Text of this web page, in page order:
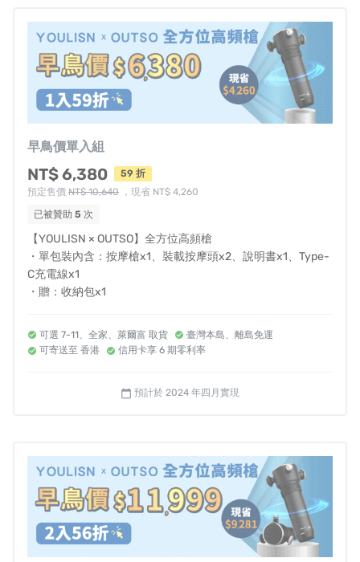
👉 為什麼【全方位高頻槍】是次世代的按摩槍？
▍才開一檔，就已經沒有對手
一檔頻率即達5500轉/分，
轉/分
轉速每分鐘達5000至7000轉，搭載3mm震動幅度，
真正實現深層肌肉按摩，迅速舒緩肌肉不適。
👉一鍵換檔超輕鬆
過去使用按摩槍時，高轉數的動輒1公斤，
還沒有舒緩肌肉，手臂就已經舉到痠痛！
【全方位高頻槍】兼具輕量、時尚、直覺使用等優點，
無論在家或出外活動、辦公後放鬆都想攜帶它，舒緩肌肉
早鳥價單入組
NT$ 6,380
59 折
預定售價 NT$ 10,640 ，現省 NT$ 4,260
已被贊助 5 次
【YOULISN × OUTSO】全方位高頻槍
・單包裝內含：按摩槍x1、裝載按摩頭x2、說明書x1、Type-
C充電線x1
・贈：收納包x1
可選 7-11、全家、萊爾富 取貨
臺灣本島、離島免運
可寄送至 香港
信用卡享 6 期零利率
calendar_today 預計於 2024 年四月實現